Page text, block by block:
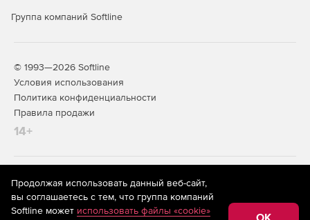
Группа компаний Softline
© 1993—2026 Softline
Условия использования
Политика конфиденциальности
Правила продажи
14+
На информационном ресурсе store.softline.ru применяются
рекомендательные технологии
(информационные технологии
предоставления информации на основе сбора,
систематизации и анализа сведений, относящихся к
Продолжая использовать данный веб-сайт,
вы соглашаетесь с тем, что группа компаний
Softline может использовать файлы «cookie»
OK